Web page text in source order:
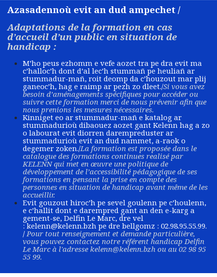
Azasadennoù evit an dud ampechet /
Adaptations de la formation en cas
d’accueil d’un public en situation de
handicap :
M’ho peus ezhomm e vefe aozet tra pe dra evit ma
c’halloc’h dont d’al lec’h stummañ pe heuliañ ar
stummadur-mañ, roit deomp da c’houzout mar plij
ganeoc’h, hag e raimp ar pezh zo dleet./Si vous avez
besoin d’aménagements spécifiques pour accéder ou
suivre cette formation merci de nous prévenir afin que
nous prenions les mesures nécessaires.
Kinniget eo ar stummadur-mañ e katalog ar
stummadurioù dibaouez aozet gant Kelenn hag a zo
o labourat evit diorren darempreduster ar
stummadurioù evit an dud nammet, a-raok o
degemer zoken./La formation est proposée dans le
catalogue des formations continues realisé par
KELENN qui met en œuvre une politique de
développement de l’accessibilité pédagogique de ses
formations en pensant la prise en compte des
personnes en situation de handicap avant même de les
accueillir.
Evit gouzout hiroc’h pe sevel goulenn pe c’houlenn,
e c’hallit dont e darempred gant an den e-karg a
gement-se, Delfin Le Marc, dre vel
:kelenn@kelenn.bzh pe dre bellgomz : 02.98.95.55.99.
/Pour tout renseignement et demande particulière,
vous pouvez contactez notre référent handicap Delfin
Le Marc à l'adresse kelenn@kelenn.bzh ou au 02 98 95
55 99.